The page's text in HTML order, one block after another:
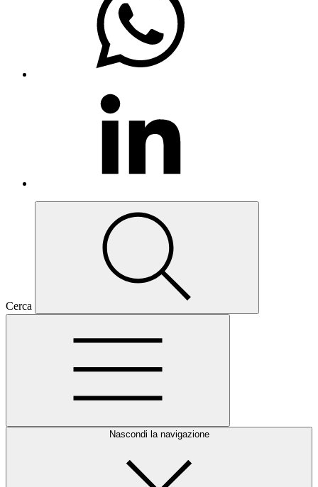
Cerca
Nascondi la navigazione